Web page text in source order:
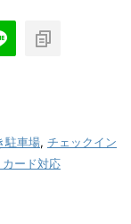
駐車場, チェックイン
ード対応